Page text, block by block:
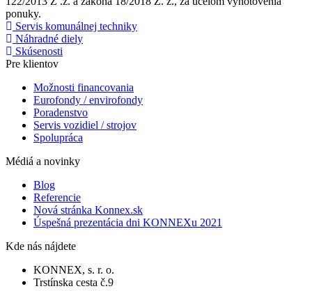
ponuky.
Servis komunálnej techniky
Náhradné diely
Skúsenosti
Pre klientov
Možnosti financovania
Eurofondy / envirofondy
Poradenstvo
Servis vozidiel / strojov
Spolupráca
Médiá a novinky
Blog
Referencie
Nová stránka Konnex.sk
Úspešná prezentácia dni KONNEXu 2021
Kde nás nájdete
KONNEX, s. r. o.
Trstínska cesta č.9